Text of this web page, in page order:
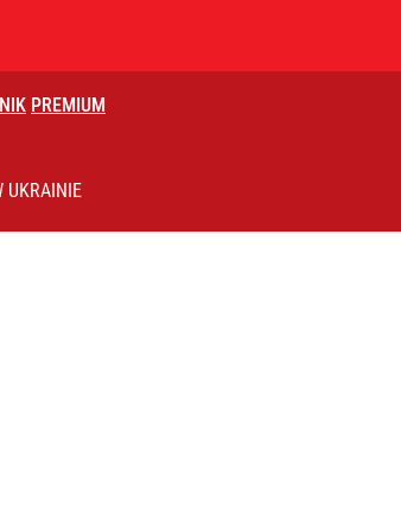
PREMIUM
kolekcji kapsułowej
UKRAINIE